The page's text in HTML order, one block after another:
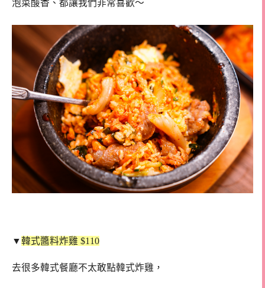
泡菜酸香、都讓我們非常喜歡～
▼韓式醬料炸雞 $110
去很多韓式餐廳不太敢點韓式炸雞，